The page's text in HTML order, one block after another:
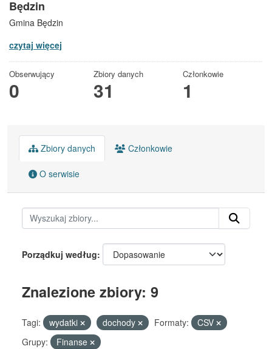
Będzin
Gmina Będzin
czytaj więcej
Obserwujący
0
Zbiory danych
31
Członkowie
1
Zbiory danych Członkowie
O serwisie
Porządkuj według
Znalezione zbiory: 9
Tagi: wydatki dochody Formaty:
CSV
Grupy:
Finanse